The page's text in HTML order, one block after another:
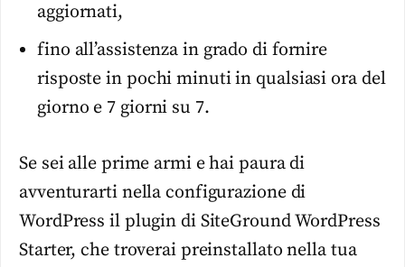
aggiornati,
fino all’assistenza in grado di fornire
risposte in pochi minuti in qualsiasi ora del
giorno e 7 giorni su 7.
Se sei alle prime armi e hai paura di
avventurarti nella configurazione di
WordPress il plugin di SiteGround WordPress
Starter, che troverai preinstallato nella tua